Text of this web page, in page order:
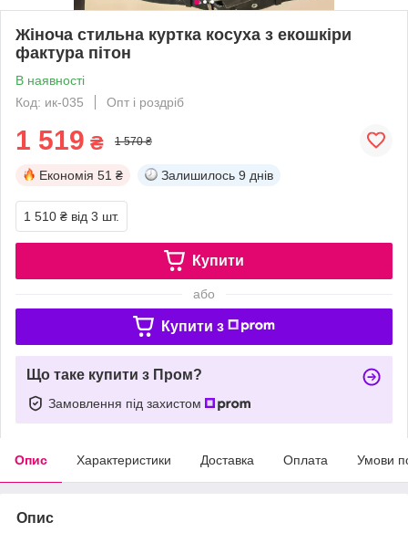
Жіноча стильна куртка косуха з екошкіри
фактура пітон
В наявності
Код: ик-035
Опт і роздріб
1 519 ₴ 1 570 ₴
Економія 51 ₴ Залишилось 9 днів
1 510 ₴ від 3 шт.
Купити
або
Купити з
Що таке купити з Пром?
Замовлення під захистом
Опис Характеристики Доставка Оплата Умови
Опис